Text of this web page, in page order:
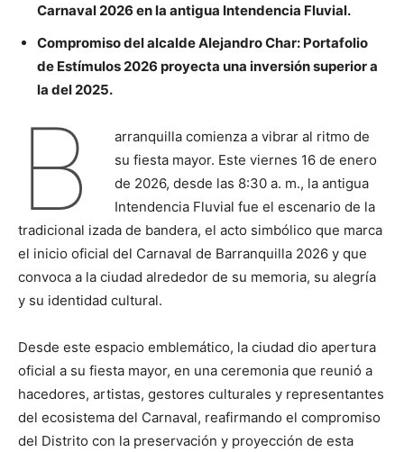
Carnaval 2026 en la antigua Intendencia Fluvial.
Compromiso del alcalde Alejandro Char: Portafolio
de Estímulos 2026 proyecta una inversión superior a
la del 2025.
B
arranquilla comienza a vibrar al ritmo de
su fiesta mayor. Este viernes 16 de enero
de 2026, desde las 8:30 a. m., la antigua
Intendencia Fluvial fue el escenario de la
tradicional izada de bandera, el acto simbólico que marca
el inicio oficial del Carnaval de Barranquilla 2026 y que
convoca a la ciudad alrededor de su memoria, su alegría
y su identidad cultural.
Desde este espacio emblemático, la ciudad dio apertura
oficial a su fiesta mayor, en una ceremonia que reunió a
hacedores, artistas, gestores culturales y representantes
del ecosistema del Carnaval, reafirmando el compromiso
del Distrito con la preservación y proyección de esta